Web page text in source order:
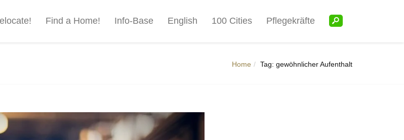
Find a Home! Info-Base English 100 Cities Pflegekräfte
Home Tag: gewöhnlicher Aufenthalt